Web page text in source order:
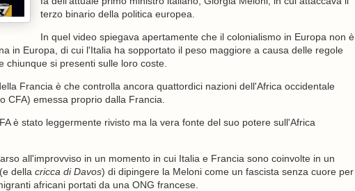
terzo binario della politica europea.
In quel video spiegava apertamente che il colonialismo in Europa non è
in Europa, di cui l'Italia ha sopportato il peso maggiore a causa delle regole
chiunque si presenti sulle loro coste.
Francia è che controlla ancora quattordici nazioni dell'Africa occidentale
CFA) emessa proprio dalla Francia.
è stato leggermente rivisto ma la vera fonte del suo potere sull'Africa
all'improvviso in un momento in cui Italia e Francia sono coinvolte in un
della cricca di Davos) di dipingere la Meloni come un fascista senza cuore per
africani portati da una ONG francese.